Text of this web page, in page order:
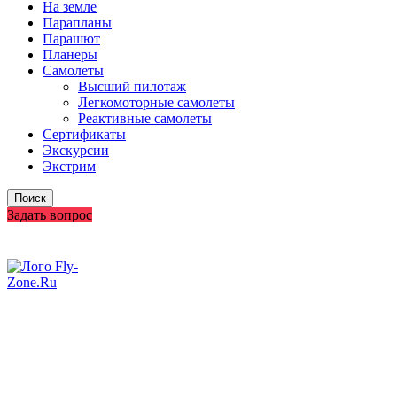
На земле
Парапланы
Парашют
Планеры
Самолеты
Высший пилотаж
Легкомоторные самолеты
Реактивные самолеты
Сертификаты
Экскурсии
Экстрим
Поиск
Задать вопрос